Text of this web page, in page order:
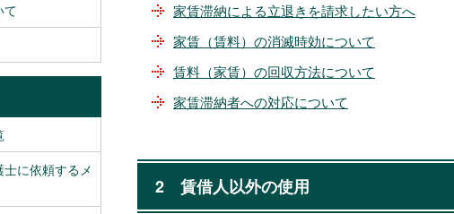
家賃滞納による立退きを請求したい方へ
家賃（賃料）の消滅時効について
賃料（家賃）の回収方法について
家賃滞納者への対応について
2 賃借人以外の使用
て
に依頼するメ